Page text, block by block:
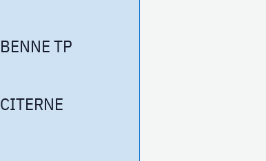
BENNE TP
CITERNE